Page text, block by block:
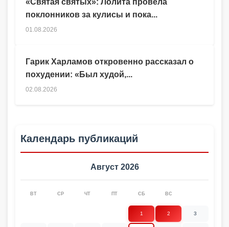
Гарик Харламов откровенно рассказал о
похудении: «Был худой,...
02.08.2026
поклонников за кулисы и пока...
01.08.2026
Календарь публикаций
Август 2026
ВТ СР ЧТ ПТ СБ ВС
1 2 3